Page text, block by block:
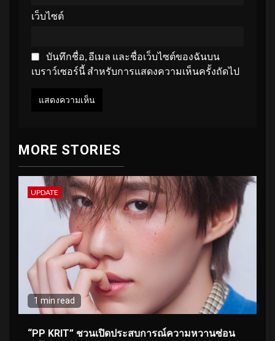
เว็บไซต์
บันทึกชื่อ, อีเมล และชื่อเว็บไซต์ของฉันบน
เบราว์เซอร์นี้ สำหรับการแสดงความเห็นครั้งถัดไป
MORE STORIES
UPDATE
1 min read
“PP KRIT” ชวนเปิดประสบการณ์ความหวานซ่อน